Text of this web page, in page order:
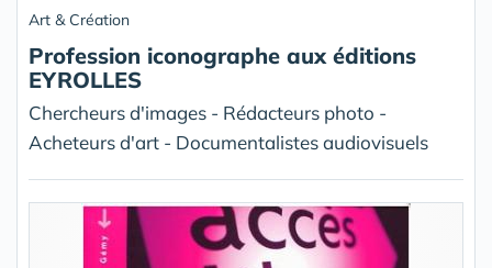
Art & Création
Profession iconographe aux éditions
EYROLLES
Chercheurs d'images - Rédacteurs photo -
Acheteurs d'art - Documentalistes audiovisuels